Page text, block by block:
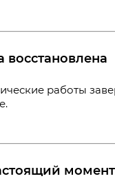
восстановлена
работы
момент